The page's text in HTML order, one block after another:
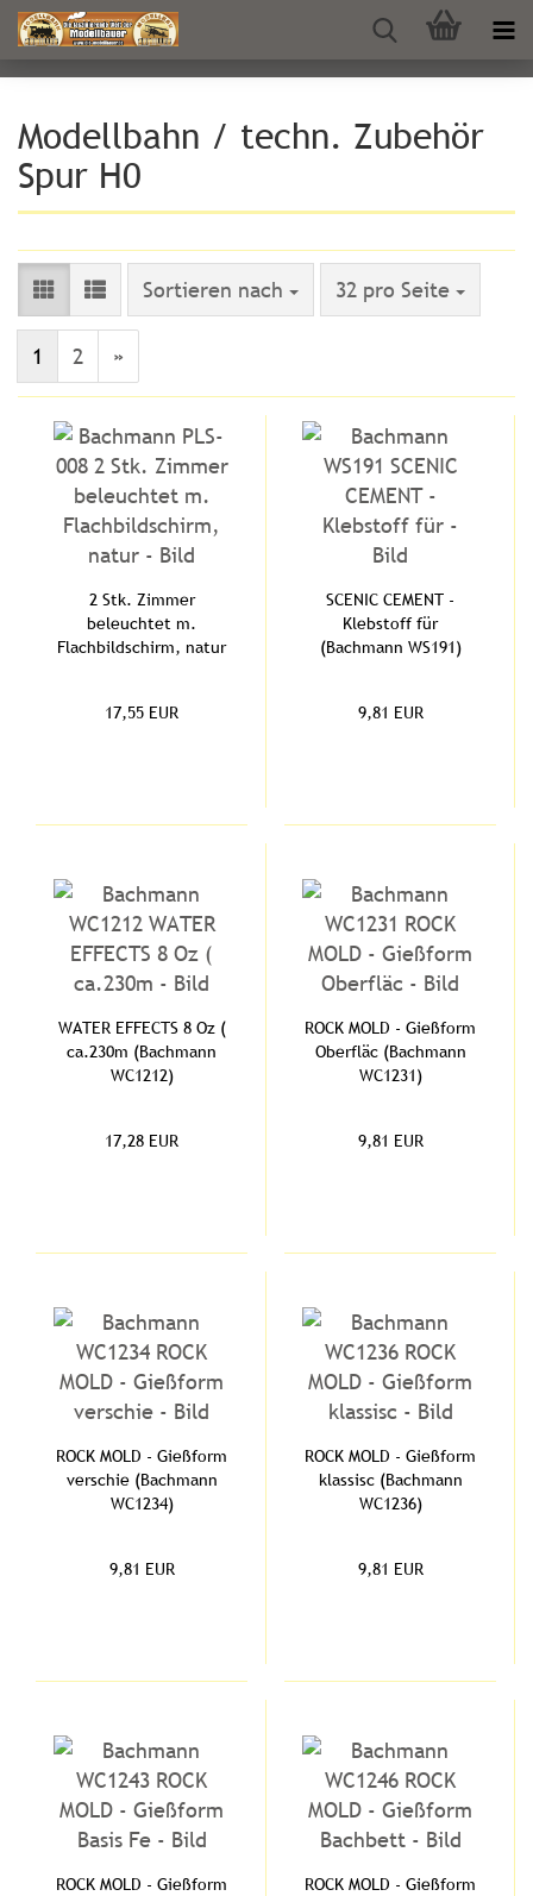
Modellbahn / techn. Zubehör
Spur H0
Sortieren nach
Sortieren nach 32 pro Seite
pro Seite
1 2 »
2 Stk. Zimmer
beleuchtet m.
Flachbildschirm, natur
17,55 EUR
SCENIC CEMENT -
Klebstoff für
(Bachmann WS191)
9,81 EUR
WATER EFFECTS 8 Oz (
ca.230m (Bachmann
WC1212)
17,28 EUR
ROCK MOLD - Gießform
Oberfläc (Bachmann
WC1231)
9,81 EUR
ROCK MOLD - Gießform
verschie (Bachmann
WC1234)
9,81 EUR
ROCK MOLD - Gießform
klassisc (Bachmann
WC1236)
9,81 EUR
ROCK MOLD - Gießform
ROCK MOLD - Gießform